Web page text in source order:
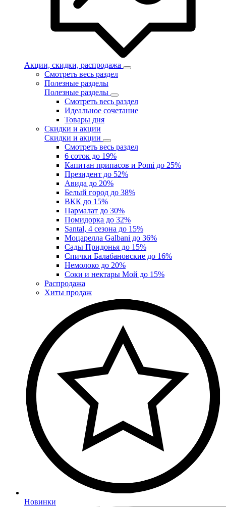
Акции, скидки, распродажа
Смотреть весь раздел
Полезные разделы
Полезные разделы
Смотреть весь раздел
Идеальное сочетание
Товары дня
Скидки и акции
Скидки и акции
Смотреть весь раздел
6 соток до 19%
Капитан припасов и Pomi до 25%
Президент до 52%
Авида до 20%
Белый город до 38%
ВКК до 15%
Пармалат до 30%
Помидорка до 32%
Santal, 4 сезона до 15%
Моцарелла Galbani до 36%
Сады Придонья до 15%
Спички Балабановские до 16%
Немолоко до 20%
Соки и нектары Мой до 15%
Распродажа
Хиты продаж
Новинки